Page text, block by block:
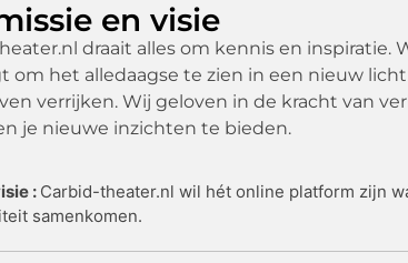
en visie
draait alles om kennis en inspiratie.
om het alledaagse te zien in een nieuw
verrijken. Wij geloven in de kracht van
je nieuwe inzichten te bieden.
: Carbid-theater.nl wil hét online platform zijn
samenkomen.